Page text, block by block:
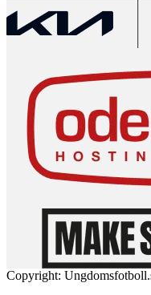
Copyright: